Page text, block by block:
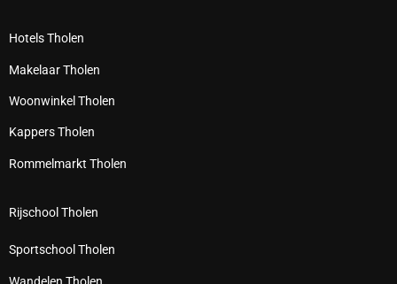
Hotels Tholen
Makelaar Tholen
Woonwinkel Tholen
Kappers Tholen
Rommelmarkt Tholen
Rijschool Tholen
Sportschool Tholen
Wandelen Tholen